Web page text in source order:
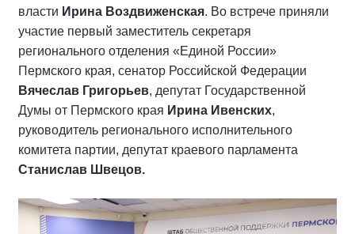
власти Ирина Воздвиженская. Во встрече приняли
участие первый заместитель секретаря
регионального отделения «Единой России»
Пермского края, сенатор Российской Федерации
Вячеслав Григорьев, депутат Государственной
Думы от Пермского края Ирина Ивенских,
руководитель регионального исполнительного
комитета партии, депутат краевого парламента
Станислав Швецов.